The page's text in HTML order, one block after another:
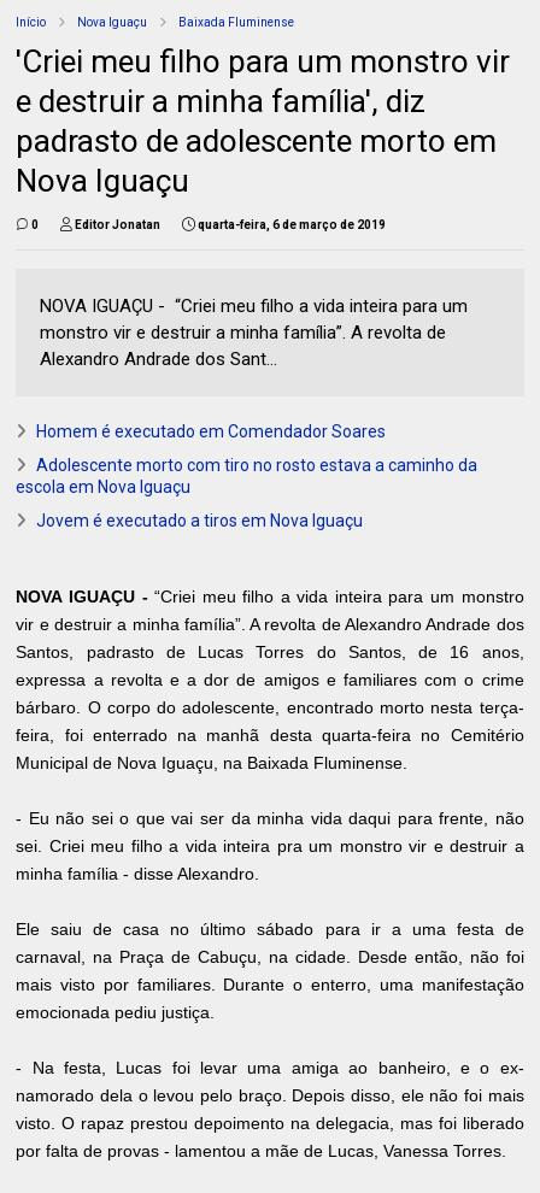
Início Nova Iguaçu Baixada Fluminense
'Criei meu filho para um monstro vir
e destruir a minha família', diz
padrasto de adolescente morto em
Nova Iguaçu
0 Editor Jonatan quarta-feira, 6 de março de 2019
NOVA IGUAÇU - “Criei meu filho a vida inteira para um
monstro vir e destruir a minha família”. A revolta de
Alexandro Andrade dos Sant...
Homem é executado em Comendador Soares
Adolescente morto com tiro no rosto estava a caminho da
escola em Nova Iguaçu
Jovem é executado a tiros em Nova Iguaçu
NOVA IGUAÇU -“Criei meu filho a vida inteira para um monstro
vir e destruir a minha família”. A revolta de Alexandro Andrade dos
Santos, padrasto de Lucas Torres do Santos, de 16 anos,
expressa a revolta e a dor de amigos e familiares com o crime
bárbaro. O corpo do adolescente, encontrado morto nesta terça-
feira, foi enterrado na manhã desta quarta-feira no Cemitério
Municipal de Nova Iguaçu, na Baixada Fluminense.
- Eu não sei o que vai ser da minha vida daqui para frente, não
sei. Criei meu filho a vida inteira pra um monstro vir e destruir a
minha família - disse Alexandro.
Ele saiu de casa no último sábado para ir a uma festa de
carnaval, na Praça de Cabuçu, na cidade. Desde então, não foi
mais visto por familiares. Durante o enterro, uma manifestação
emocionada pediu justiça.
- Na festa, Lucas foi levar uma amiga ao banheiro, e o ex-
namorado dela o levou pelo braço. Depois disso, ele não foi mais
visto. O rapaz prestou depoimento na delegacia, mas foi liberado
por falta de provas - lamentou a mãe de Lucas, Vanessa Torres.